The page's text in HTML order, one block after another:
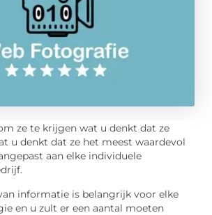
ze te krijgen wat u denkt dat ze
u denkt dat ze het meest waardevol
aan elke individuele
informatie is belangrijk voor elke
en u zult er een aantal moeten